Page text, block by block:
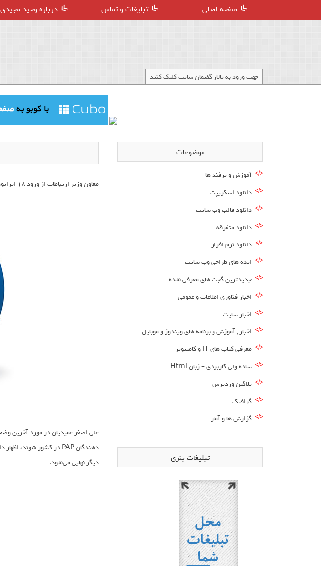
صفحه اصلی تبلیغات و تماس درباره وحید مجیدی
جهت ورود به تالار گفتمان سایت کلیک کنید
معاون وزیر ارتباطات از ورود ۱۸ اپراتور جدید به بازار خدمات اینترنت پرسرعت کشور خبر داد و گفت: پروانه فعالیت این اپراتورها آبان ماه صادر می‌شود.
دیگر نهایی می‌شود.
موضوعات
آموزش و ترفند ها
دانلود اسکریپت
دانلود قالب وب سایت
دانلود متفرقه
دانلود نرم افزار
ایده های طراحی وب سایت
جدیدترین گجت های معرفی شده
اخبار فناوری اطلاعات و عمومی
اخبار سایت
اخبار , آموزش و برنامه های ویندوز و موبایل
معرفی کتاب های IT و کامپیوتر
ساده ولی کاربردی – زبان Html
پلاگین وردپرس
گرافیک
گزارش ها و آمار
تبلیغات بنری